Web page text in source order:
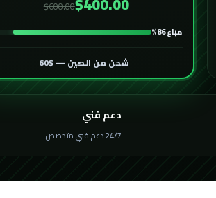
$600.00
مباع 86%
شحن من الصين — $60
دعم فني
24/7 دعم فني متخصص